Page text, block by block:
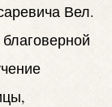
Вел.